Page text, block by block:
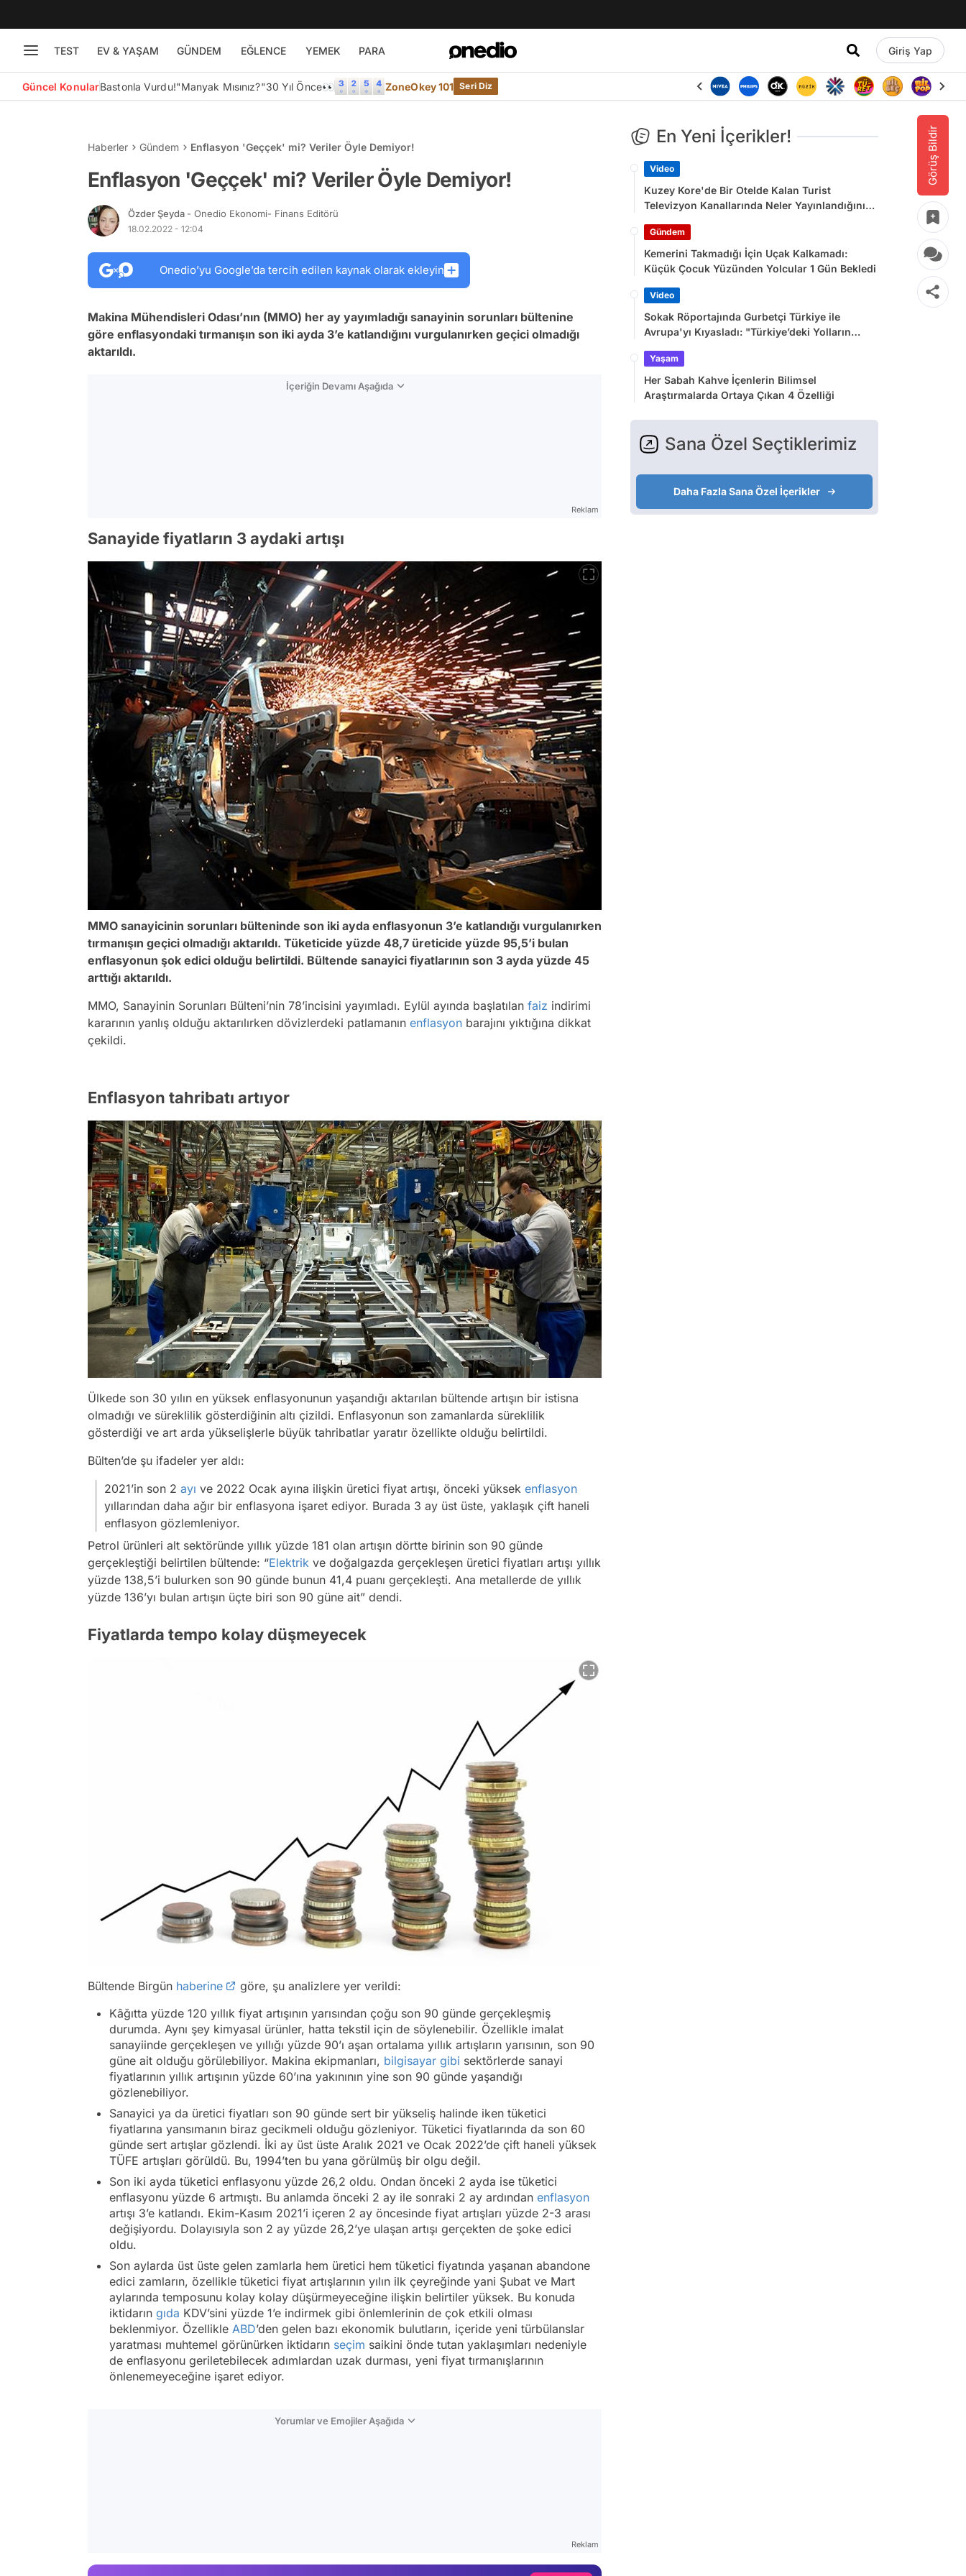
TEST EV & YAŞAM GÜNDEM EĞLENCE YEMEK PARA Giriş Yap
Güncel KonularBastonla Vurdu!"Manyak Mısınız?"30 Yıl Önce👀 ZoneOkey 101 Seri Diz
Görüş Bildir
Haberler Gündem Enflasyon 'Geççek' mi? Veriler Öyle Demiyor!
Enflasyon 'Geççek' mi? Veriler Öyle Demiyor!
Özder Şeyda - Onedio Ekonomi- Finans Editörü
18.02.2022 - 12:04
Onedio’yu Google’da tercih edilen kaynak olarak ekleyin
Makina Mühendisleri Odası’nın (MMO) her ay yayımladığı sanayinin sorunları bültenine
göre enflasyondaki tırmanışın son iki ayda 3’e katlandığını vurgulanırken geçici olmadığı
aktarıldı.
İçeriğin Devamı Aşağıda
Reklam
Sanayide fiyatların 3 aydaki artışı
MMO sanayicinin sorunları bülteninde son iki ayda enflasyonun 3’e katlandığı vurgulanırken
tırmanışın geçici olmadığı aktarıldı. Tüketicide yüzde 48,7 üreticide yüzde 95,5’i bulan
enflasyonun şok edici olduğu belirtildi. Bültende sanayici fiyatlarının son 3 ayda yüzde 45
arttığı aktarıldı.
MMO, Sanayinin Sorunları Bülteni’nin 78’incisini yayımladı. Eylül ayında başlatılan faiz indirimi
kararının yanlış olduğu aktarılırken dövizlerdeki patlamanın enflasyon barajını yıktığına dikkat
çekildi.
Enflasyon tahribatı artıyor
Ülkede son 30 yılın en yüksek enflasyonunun yaşandığı aktarılan bültende artışın bir istisna
olmadığı ve süreklilik gösterdiğinin altı çizildi. Enflasyonun son zamanlarda süreklilik
gösterdiği ve art arda yükselişlerle büyük tahribatlar yaratır özellikte olduğu belirtildi.
Bülten’de şu ifadeler yer aldı:
2021’in son 2 ayı ve 2022 Ocak ayına ilişkin üretici fiyat artışı, önceki yüksek enflasyon
yıllarından daha ağır bir enflasyona işaret ediyor. Burada 3 ay üst üste, yaklaşık çift haneli
enflasyon gözlemleniyor.
Petrol ürünleri alt sektöründe yıllık yüzde 181 olan artışın dörtte birinin son 90 günde
gerçekleştiği belirtilen bültende: “Elektrik ve doğalgazda gerçekleşen üretici fiyatları artışı yıllık
yüzde 138,5’i bulurken son 90 günde bunun 41,4 puanı gerçekleşti. Ana metallerde de yıllık
yüzde 136’yı bulan artışın üçte biri son 90 güne ait” dendi.
Fiyatlarda tempo kolay düşmeyecek
Bültende Birgün haberine
göre, şu analizlere yer verildi:
Kâğıtta yüzde 120 yıllık fiyat artışının yarısından çoğu son 90 günde gerçekleşmiş
durumda. Aynı şey kimyasal ürünler, hatta tekstil için de söylenebilir. Özellikle imalat
sanayiinde gerçekleşen ve yıllığı yüzde 90’ı aşan ortalama yıllık artışların yarısının, son 90
güne ait olduğu görülebiliyor. Makina ekipmanları, bilgisayar gibi sektörlerde sanayi
fiyatlarının yıllık artışının yüzde 60’ına yakınının yine son 90 günde yaşandığı
gözlenebiliyor.
Sanayici ya da üretici fiyatları son 90 günde sert bir yükseliş halinde iken tüketici
fiyatlarına yansımanın biraz gecikmeli olduğu gözleniyor. Tüketici fiyatlarında da son 60
günde sert artışlar gözlendi. İki ay üst üste Aralık 2021 ve Ocak 2022’de çift haneli yüksek
TÜFE artışları görüldü. Bu, 1994’ten bu yana görülmüş bir olgu değil.
Son iki ayda tüketici enflasyonu yüzde 26,2 oldu. Ondan önceki 2 ayda ise tüketici
enflasyonu yüzde 6 artmıştı. Bu anlamda önceki 2 ay ile sonraki 2 ay ardından enflasyon
artışı 3’e katlandı. Ekim-Kasım 2021’i içeren 2 ay öncesinde fiyat artışları yüzde 2-3 arası
değişiyordu. Dolayısıyla son 2 ay yüzde 26,2’ye ulaşan artışı gerçekten de şoke edici
oldu.
Son aylarda üst üste gelen zamlarla hem üretici hem tüketici fiyatında yaşanan abandone
edici zamların, özellikle tüketici fiyat artışlarının yılın ilk çeyreğinde yani Şubat ve Mart
aylarında temposunu kolay kolay düşürmeyeceğine ilişkin belirtiler yüksek. Bu konuda
iktidarın gıda KDV’sini yüzde 1’e indirmek gibi önlemlerinin de çok etkili olması
beklenmiyor. Özellikle ABD’den gelen bazı ekonomik bulutların, içeride yeni türbülanslar
yaratması muhtemel görünürken iktidarın seçim saikini önde tutan yaklaşımları nedeniyle
de enflasyonu geriletebilecek adımlardan uzak durması, yeni fiyat tırmanışlarının
önlenemeyeceğine işaret ediyor.
Yorumlar ve Emojiler Aşağıda
Reklam
En Yeni İçerikler!
Video
Kuzey Kore'de Bir Otelde Kalan Turist
Televizyon Kanallarında Neler Yayınlandığını
Gündem
Kemerini Takmadığı İçin Uçak Kalkamadı:
Küçük Çocuk Yüzünden Yolcular 1 Gün Bekledi
Video
Sokak Röportajında Gurbetçi Türkiye ile
Avrupa'yı Kıyasladı: "Türkiye’deki Yolların
Yaşam
Her Sabah Kahve İçenlerin Bilimsel
Araştırmalarda Ortaya Çıkan 4 Özelliği
Sana Özel Seçtiklerimiz
Daha Fazla Sana Özel İçerikler